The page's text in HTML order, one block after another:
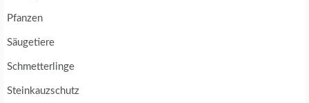
Pfanzen
Säugetiere
Schmetterlinge
Steinkauzschutz